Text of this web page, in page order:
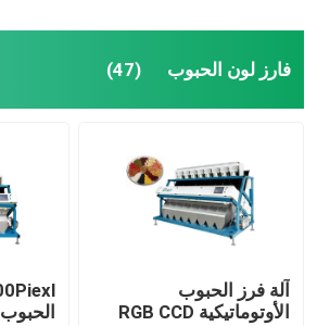
فارز لون الحبوب (47)
آلة فرز الحبوب
الأوتوماتيكية RGB CCD
الحبوب